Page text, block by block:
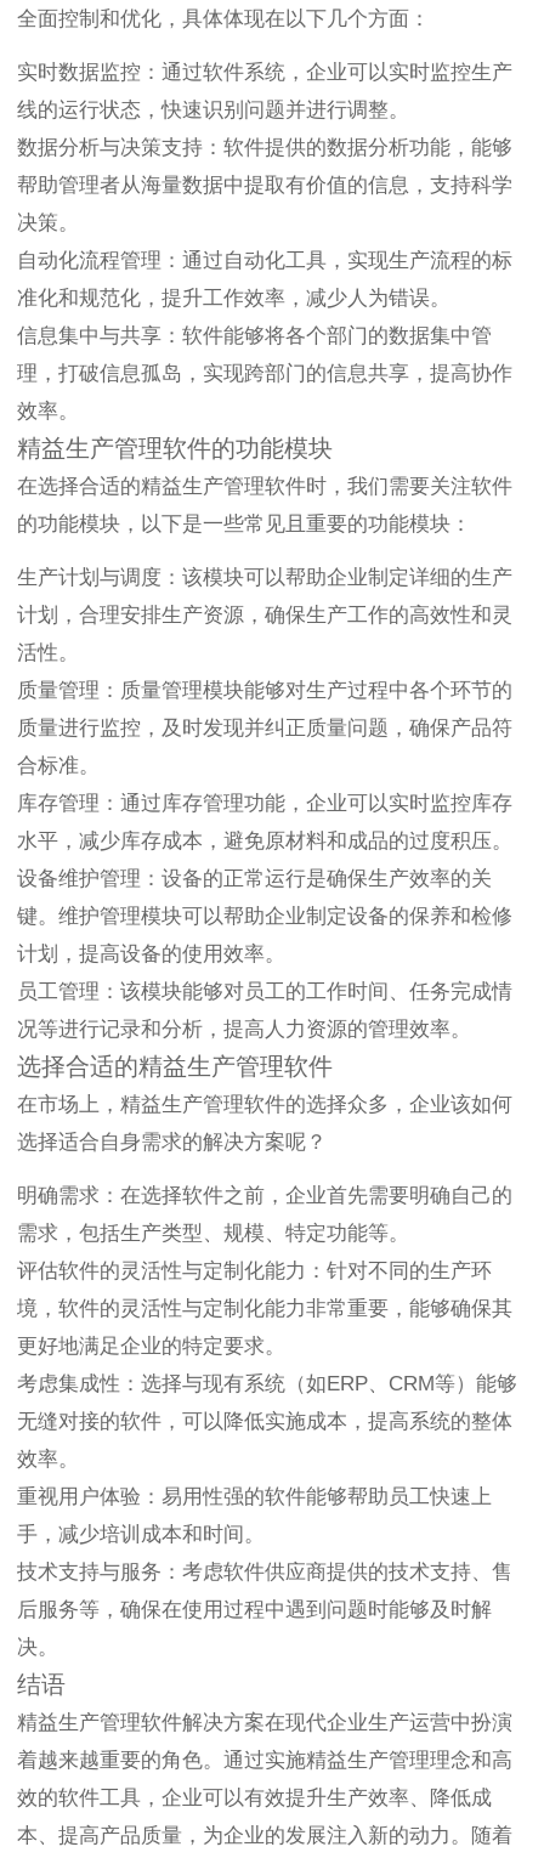
全面控制和优化，具体体现在以下几个方面：
实时数据监控：通过软件系统，企业可以实时监控生产
线的运行状态，快速识别问题并进行调整。
数据分析与决策支持：软件提供的数据分析功能，能够
帮助管理者从海量数据中提取有价值的信息，支持科学
决策。
自动化流程管理：通过自动化工具，实现生产流程的标
准化和规范化，提升工作效率，减少人为错误。
信息集中与共享：软件能够将各个部门的数据集中管
理，打破信息孤岛，实现跨部门的信息共享，提高协作
效率。
精益生产管理软件的功能模块
在选择合适的精益生产管理软件时，我们需要关注软件
的功能模块，以下是一些常见且重要的功能模块：
生产计划与调度：该模块可以帮助企业制定详细的生产
计划，合理安排生产资源，确保生产工作的高效性和灵
活性。
质量管理：质量管理模块能够对生产过程中各个环节的
质量进行监控，及时发现并纠正质量问题，确保产品符
合标准。
库存管理：通过库存管理功能，企业可以实时监控库存
水平，减少库存成本，避免原材料和成品的过度积压。
设备维护管理：设备的正常运行是确保生产效率的关
键。维护管理模块可以帮助企业制定设备的保养和检修
计划，提高设备的使用效率。
员工管理：该模块能够对员工的工作时间、任务完成情
况等进行记录和分析，提高人力资源的管理效率。
选择合适的精益生产管理软件
在市场上，精益生产管理软件的选择众多，企业该如何
选择适合自身需求的解决方案呢？
明确需求：在选择软件之前，企业首先需要明确自己的
需求，包括生产类型、规模、特定功能等。
评估软件的灵活性与定制化能力：针对不同的生产环
境，软件的灵活性与定制化能力非常重要，能够确保其
更好地满足企业的特定要求。
考虑集成性：选择与现有系统（如ERP、CRM等）能够
无缝对接的软件，可以降低实施成本，提高系统的整体
效率。
重视用户体验：易用性强的软件能够帮助员工快速上
手，减少培训成本和时间。
技术支持与服务：考虑软件供应商提供的技术支持、售
后服务等，确保在使用过程中遇到问题时能够及时解
决。
结语
精益生产管理软件解决方案在现代企业生产运营中扮演
着越来越重要的角色。通过实施精益生产管理理念和高
效的软件工具，企业可以有效提升生产效率、降低成
本、提高产品质量，为企业的发展注入新的动力。随着